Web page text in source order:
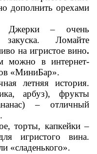
дополнить орехами
Джерки – очень
Ломайте
на игристое вино.
можно в интернет-
«МиниБар».
летняя история.
арбуз), фрукты
– отличный
торты, капкейки –
игристого вина.
«сладенького».